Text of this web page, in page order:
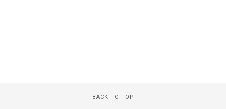
BACK TO TOP